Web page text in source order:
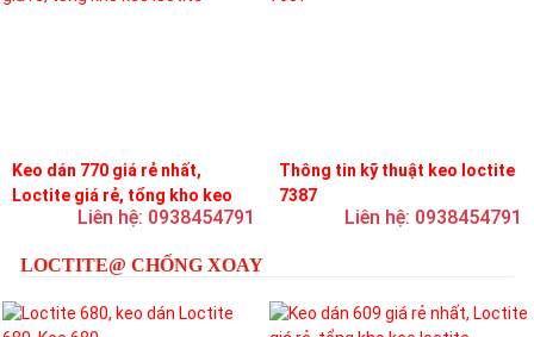
Keo dán 770 giá rẻ nhất,
Loctite giá rẻ, tổng kho keo
Liên hệ: 0938454791
Thông tin kỹ thuật keo loctite
7387
Liên hệ: 0938454791
LOCTITE@ CHỐNG XOAY